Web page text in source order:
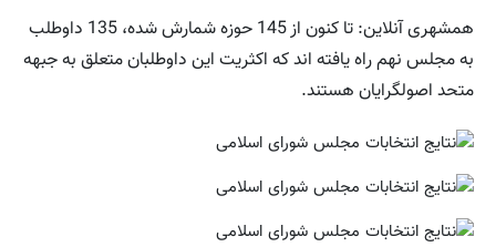
همشهری آنلاین: تا کنون از 145 حوزه شمارش شده، 135 داوطلب
به مجلس نهم راه یافته اند که اکثریت این داوطلبان متعلق به جبهه
متحد اصولگرایان هستند.